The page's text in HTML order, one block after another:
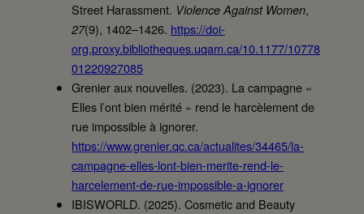
Street Harassment. Violence Against Women,
27(9), 1402–1426. https://doi-
org.proxy.bibliotheques.uqam.ca/10.1177/10778
01220927085
Grenier aux nouvelles. (2023). La campagne «
Elles l’ont bien mérité » rend le harcèlement de
rue impossible à ignorer.
https://www.grenier.qc.ca/actualites/34465/la-
campagne-elles-lont-bien-merite-rend-le-
harcelement-de-rue-impossible-a-ignorer
IBISWORLD. (2025). Cosmetic and Beauty